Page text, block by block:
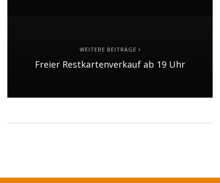
WEITERE BEITRÄGE
Freier Restkartenverkauf ab 19 Uhr